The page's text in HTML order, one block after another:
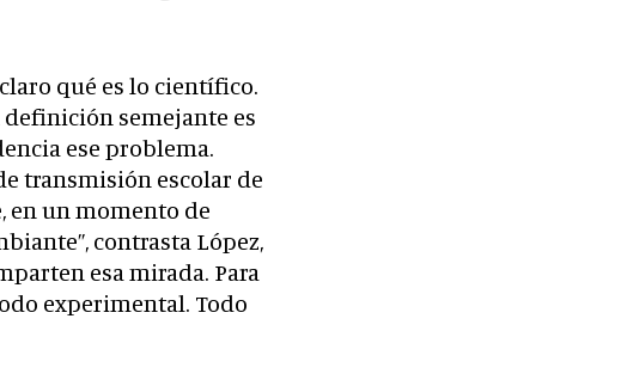
qué es lo científico.
definición semejante es
ese problema.
transmisión escolar de
en un momento de
contrasta López,
esa mirada. Para
experimental. Todo